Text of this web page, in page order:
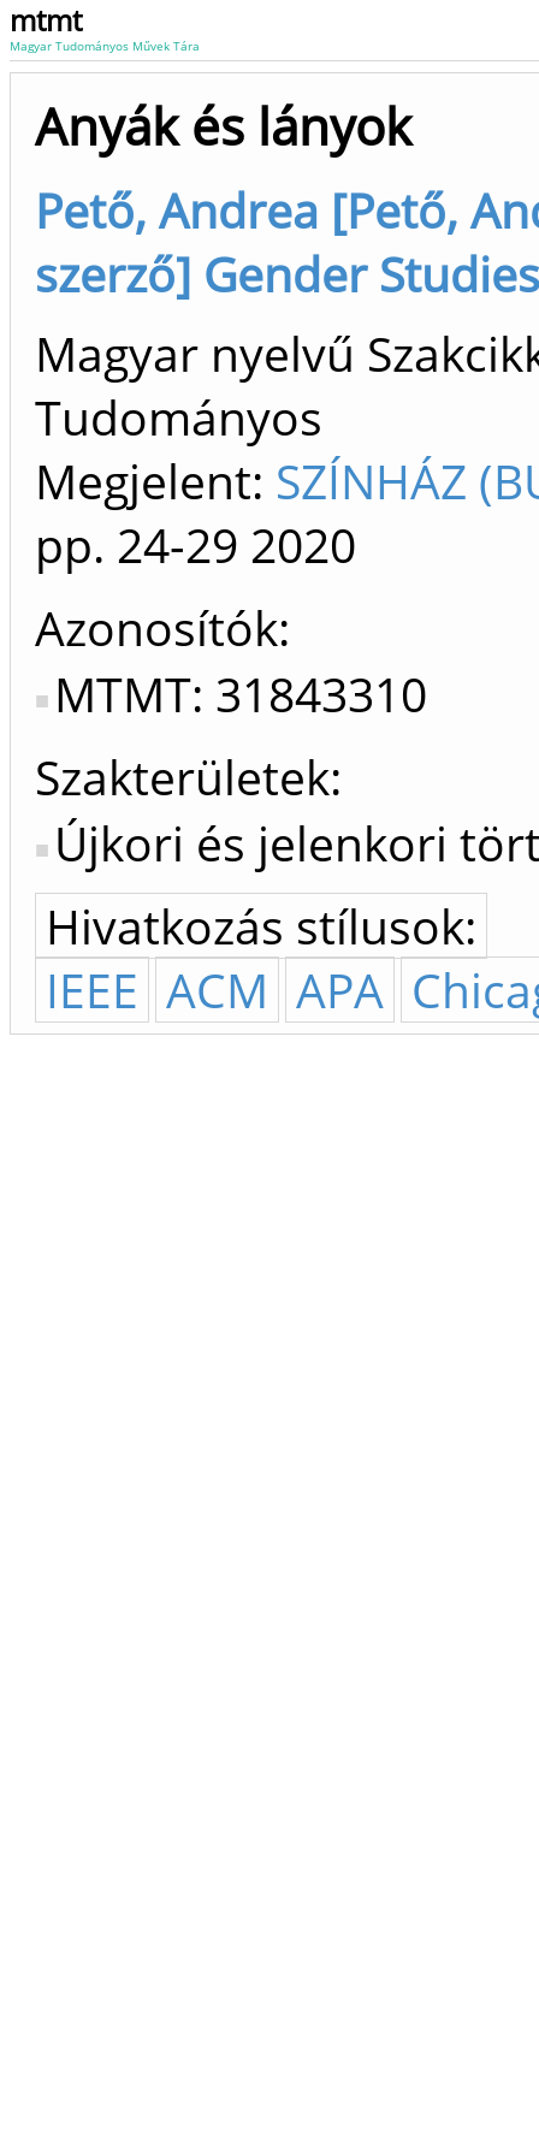
mtmt
Magyar Tudományos Művek Tára
Anyák és lányok
Pető, Andrea [Pető,
szerző] Gender
Magyar nyelvű
Tudományos
Megjelent: SZÍNHÁZ
pp. 24-29 2020
Azonosítók
MTMT: 31843310
Szakterületek:
Újkori és jelenkori
Hivatkozás stílusok:
IEEE ACM APA